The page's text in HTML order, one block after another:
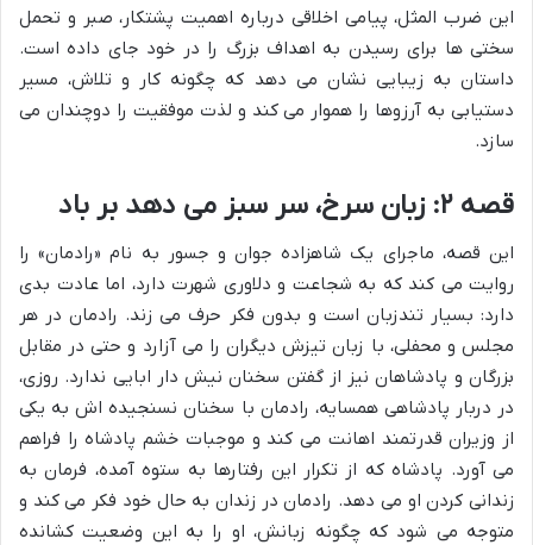
این ضرب المثل، پیامی اخلاقی درباره اهمیت پشتکار، صبر و تحمل
سختی ها برای رسیدن به اهداف بزرگ را در خود جای داده است.
داستان به زیبایی نشان می دهد که چگونه کار و تلاش، مسیر
دستیابی به آرزوها را هموار می کند و لذت موفقیت را دوچندان می
سازد.
قصه ۲: زبان سرخ، سر سبز می دهد بر باد
این قصه، ماجرای یک شاهزاده جوان و جسور به نام «رادمان» را
روایت می کند که به شجاعت و دلاوری شهرت دارد، اما عادت بدی
دارد: بسیار تندزبان است و بدون فکر حرف می زند. رادمان در هر
مجلس و محفلی، با زبان تیزش دیگران را می آزارد و حتی در مقابل
بزرگان و پادشاهان نیز از گفتن سخنان نیش دار ابایی ندارد. روزی،
در دربار پادشاهی همسایه، رادمان با سخنان نسنجیده اش به یکی
از وزیران قدرتمند اهانت می کند و موجبات خشم پادشاه را فراهم
می آورد. پادشاه که از تکرار این رفتارها به ستوه آمده، فرمان به
زندانی کردن او می دهد. رادمان در زندان به حال خود فکر می کند و
متوجه می شود که چگونه زبانش، او را به این وضعیت کشانده